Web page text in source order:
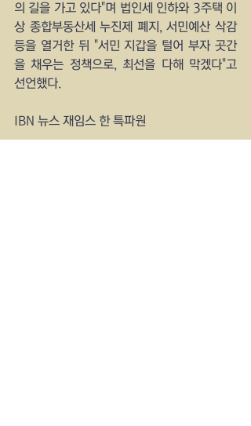
의 길을 가고 있다"며 법인세 인하와 3주택 이
상 종합부동산세 누진제 폐지, 서민예산 삭감
등을 열거한 뒤 "서민 지갑을 털어 부자 곳간
을 채우는 정책으로, 최선을 다해 막겠다"고
선언했다.
IBN 뉴스 재임스 한 특파원